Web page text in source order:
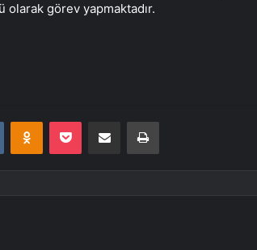
olarak görev yapmaktadır.
VKontakteOdnoklassniki
Pocket E-Posta ile paylaş Yazdır